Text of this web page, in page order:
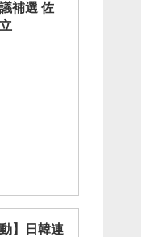
選 佐
】日韓連